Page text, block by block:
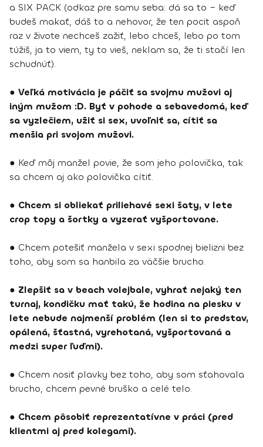
a SIX PACK (odkaz pre samu seba: dá sa to – keď
budeš makať, dáš to a nehovor, že ten pocit aspoň
raz v živote nechceš zažiť, lebo chceš, lebo po tom
túžiš, ja to viem, ty to vieš, neklam sa, že ti stačí len
schudnúť).
● Veľká motivácia je páčiť sa svojmu mužovi aj
iným mužom :D. Byť v pohode a sebavedomá, keď
sa vyzlečiem, užiť si sex, uvoľniť sa, cítiť sa
menšia pri svojom mužovi.
● Keď môj manžel povie, že som jeho polovička, tak
sa chcem aj ako polovička cítiť.
● Chcem si obliekať priliehavé sexi šaty, v lete
crop topy a šortky a vyzerať vyšportovane.
● Chcem potešiť manžela v sexi spodnej bielizni bez
toho, aby som sa hanbila za väčšie brucho.
● Zlepšiť sa v beach volejbale, vyhrať nejaký ten
turnaj, kondičku mať takú, že hodina na piesku v
lete nebude najmenší problém (len si to predstav,
opálená, šťastná, vyrehotaná, vyšportovaná a
medzi super ľuďmi).
● Chcem nosiť plavky bez toho, aby som sťahovala
brucho, chcem pevné bruško a celé telo.
● Chcem pôsobiť reprezentatívne v práci (pred
klientmi aj pred kolegami).